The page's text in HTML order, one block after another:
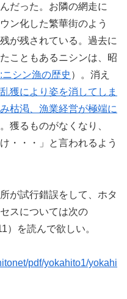
だった。お隣の網走に
ン化した繁華街のよう
が残されている。過去に
こともあるニシンは、昭
ニシン漁の歴史 ）。消え
乱獲により姿を消してしま
枯渇、漁業経営が極端に
獲るものがなくなり、
・・・」と言われるよう
が試行錯誤をして、ホタ
スについては次の
）を読んで欲しい。
pdf/yokahito1/yokahi